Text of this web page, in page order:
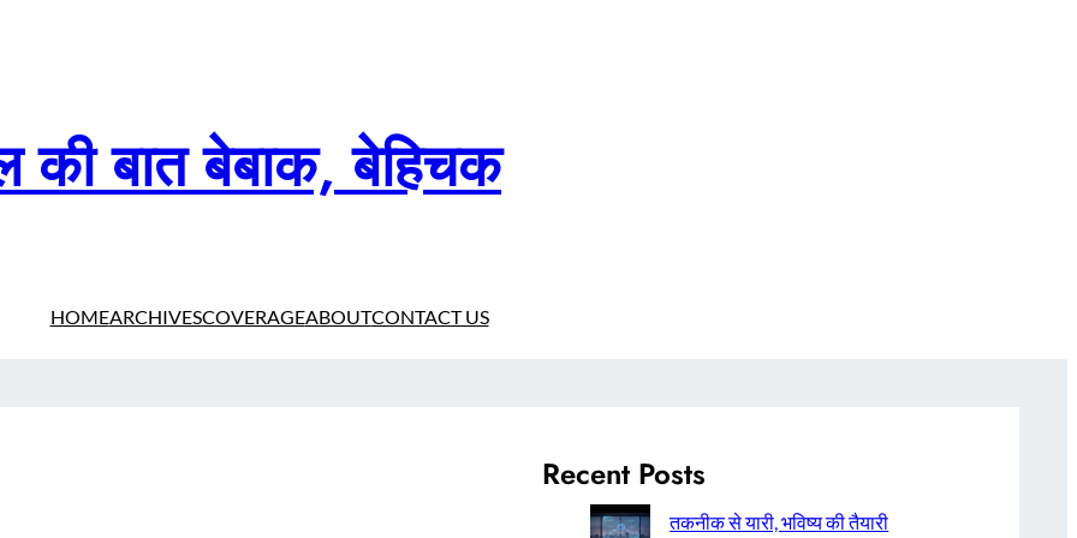
की बात बेबाक, बेहिचक
HOMEARCHIVESCOVERAGEABOUTCONTACT US
Recent Posts
तकनीक से यारी, भविष्य की तैयारी